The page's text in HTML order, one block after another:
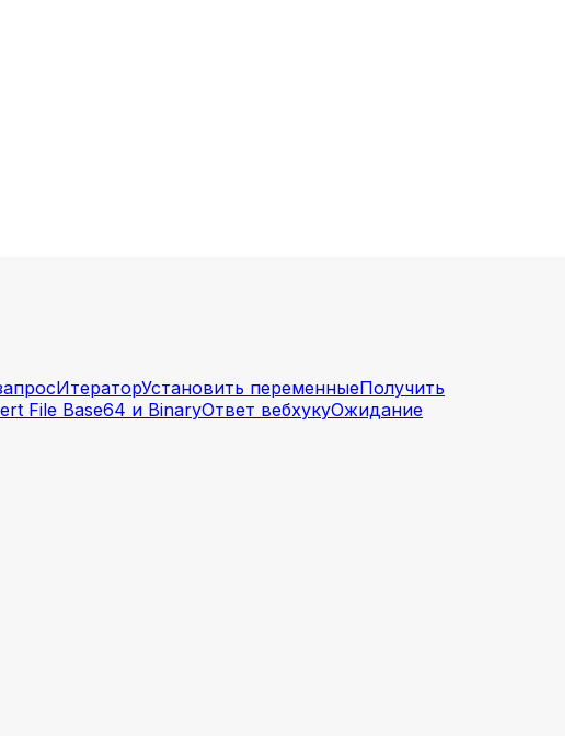
ИтераторУстановить переменныеПолучить
File Base64 и BinaryОтвет вебхукуОжидание